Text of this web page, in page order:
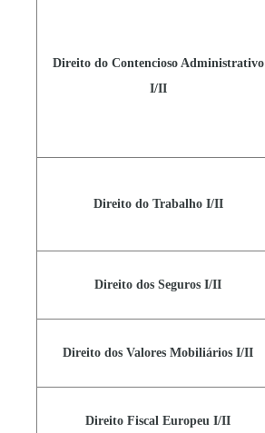
Direito do Contencioso Administrativo
I/II
Direito do Trabalho I/II
Direito dos Seguros I/II
Direito dos Valores Mobiliários I/II
Direito Fiscal Europeu I/II